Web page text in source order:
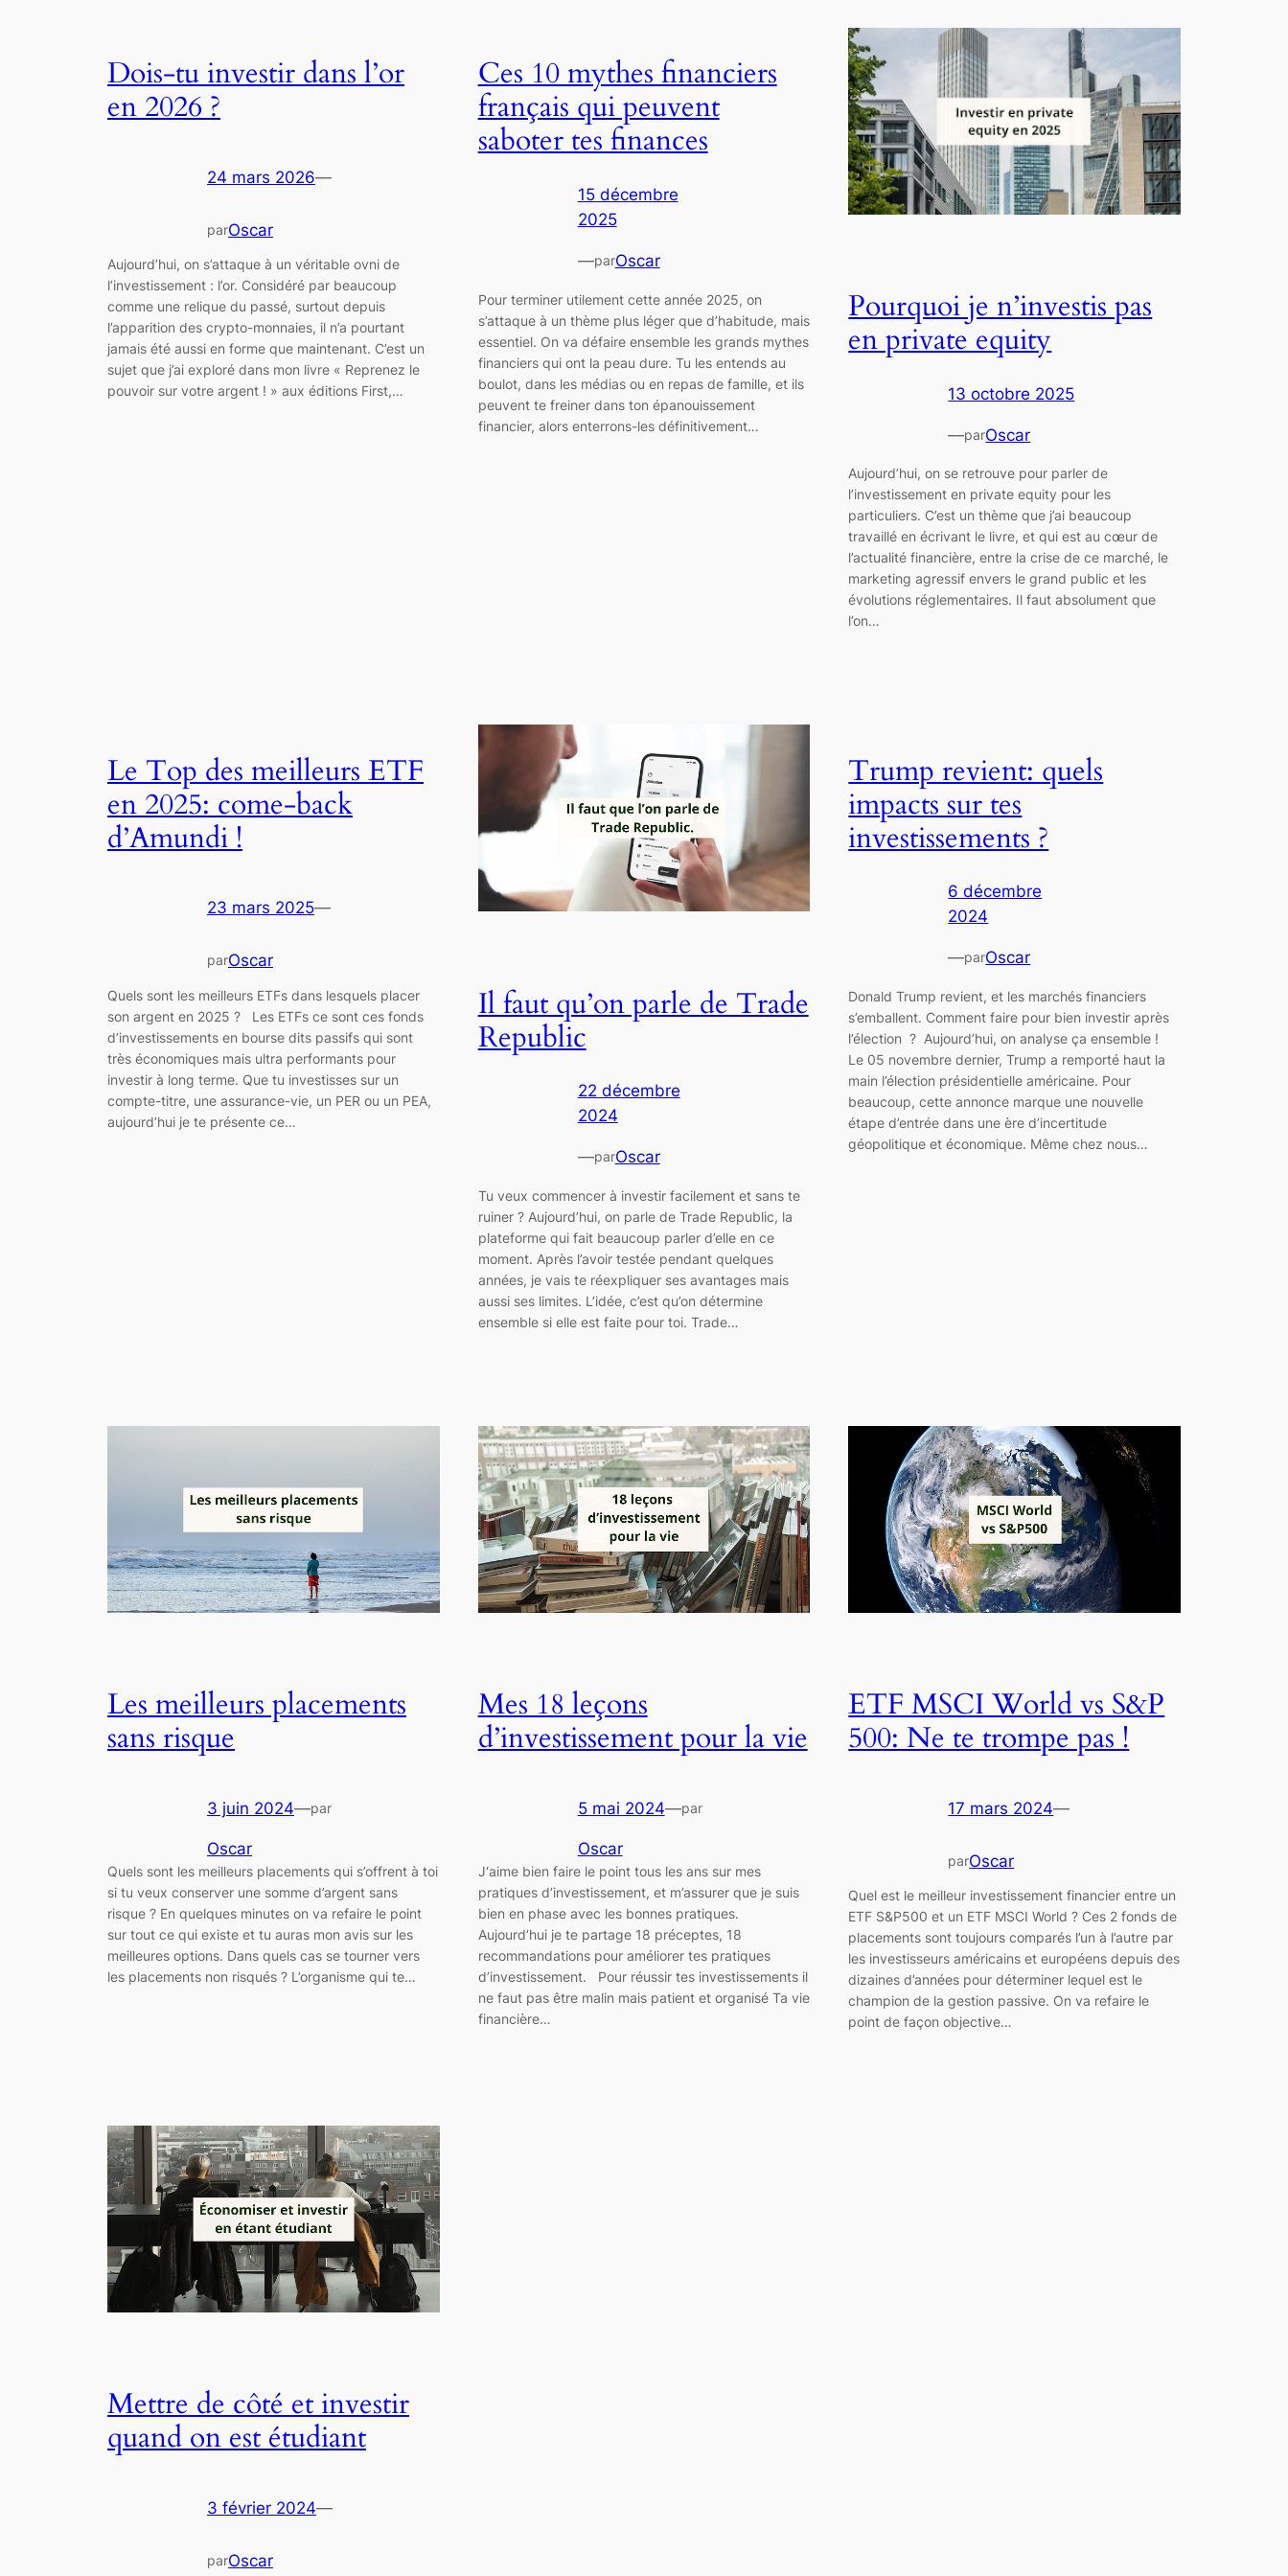
Dois-tu investir dans l’or
en 2026 ?
24 mars 2026—
parOscar
Aujourd’hui, on s’attaque à un véritable ovni de
l’investissement : l’or. Considéré par beaucoup
comme une relique du passé, surtout depuis
l’apparition des crypto-monnaies, il n’a pourtant
jamais été aussi en forme que maintenant. C’est un
sujet que j’ai exploré dans mon livre « Reprenez le
pouvoir sur votre argent ! » aux éditions First,…
Ces 10 mythes financiers
français qui peuvent
saboter tes finances
15 décembre
2025
—parOscar
Pour terminer utilement cette année 2025, on
s’attaque à un thème plus léger que d’habitude, mais
essentiel. On va défaire ensemble les grands mythes
financiers qui ont la peau dure. Tu les entends au
boulot, dans les médias ou en repas de famille, et ils
peuvent te freiner dans ton épanouissement
financier, alors enterrons-les définitivement…
Pourquoi je n’investis pas
en private equity
13 octobre 2025
—parOscar
Aujourd’hui, on se retrouve pour parler de
l’investissement en private equity pour les
particuliers. C’est un thème que j’ai beaucoup
travaillé en écrivant le livre, et qui est au cœur de
l’actualité financière, entre la crise de ce marché, le
marketing agressif envers le grand public et les
évolutions réglementaires. Il faut absolument que
l’on…
Le Top des meilleurs ETF
en 2025: come-back
d’Amundi !
23 mars 2025—
parOscar
Quels sont les meilleurs ETFs dans lesquels placer
son argent en 2025 ? Les ETFs ce sont ces fonds
d’investissements en bourse dits passifs qui sont
très économiques mais ultra performants pour
investir à long terme. Que tu investisses sur un
compte-titre, une assurance-vie, un PER ou un PEA,
aujourd’hui je te présente ce…
Il faut qu’on parle de Trade
Republic
22 décembre
2024
—parOscar
Tu veux commencer à investir facilement et sans te
ruiner ? Aujourd’hui, on parle de Trade Republic, la
plateforme qui fait beaucoup parler d’elle en ce
moment. Après l’avoir testée pendant quelques
années, je vais te réexpliquer ses avantages mais
aussi ses limites. L’idée, c’est qu’on détermine
ensemble si elle est faite pour toi. Trade…
Trump revient: quels
impacts sur tes
investissements ?
6 décembre
2024
—parOscar
Donald Trump revient, et les marchés financiers
s’emballent. Comment faire pour bien investir après
l’élection ? Aujourd’hui, on analyse ça ensemble !
Le 05 novembre dernier, Trump a remporté haut la
main l’élection présidentielle américaine. Pour
beaucoup, cette annonce marque une nouvelle
étape d’entrée dans une ère d’incertitude
géopolitique et économique. Même chez nous…
Les meilleurs placements
sans risque
3 juin 2024—par
Oscar
Quels sont les meilleurs placements qui s’offrent à toi
si tu veux conserver une somme d’argent sans
risque ? En quelques minutes on va refaire le point
sur tout ce qui existe et tu auras mon avis sur les
meilleures options. Dans quels cas se tourner vers
les placements non risqués ? L’organisme qui te…
Mes 18 leçons
d’investissement pour la vie
5 mai 2024—par
Oscar
J‘aime bien faire le point tous les ans sur mes
pratiques d’investissement, et m’assurer que je suis
bien en phase avec les bonnes pratiques.
Aujourd’hui je te partage 18 préceptes, 18
recommandations pour améliorer tes pratiques
d’investissement. Pour réussir tes investissements il
ne faut pas être malin mais patient et organisé Ta vie
financière…
ETF MSCI World vs S&P
500: Ne te trompe pas !
17 mars 2024—
parOscar
Quel est le meilleur investissement financier entre un
ETF S&P500 et un ETF MSCI World ? Ces 2 fonds de
placements sont toujours comparés l’un à l’autre par
les investisseurs américains et européens depuis des
dizaines d’années pour déterminer lequel est le
champion de la gestion passive. On va refaire le
point de façon objective…
Mettre de côté et investir
quand on est étudiant
3 février 2024—
parOscar